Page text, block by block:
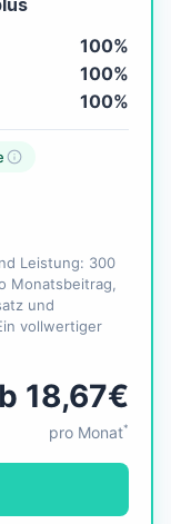
100%
100%
100%
Leistung: 300
Monatsbeitrag,
und
vollwertiger
18,67€
pro Monat*